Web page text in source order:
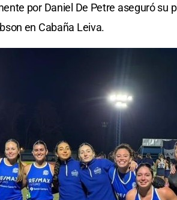
por Daniel De Petre aseguró su
en Cabaña Leiva.